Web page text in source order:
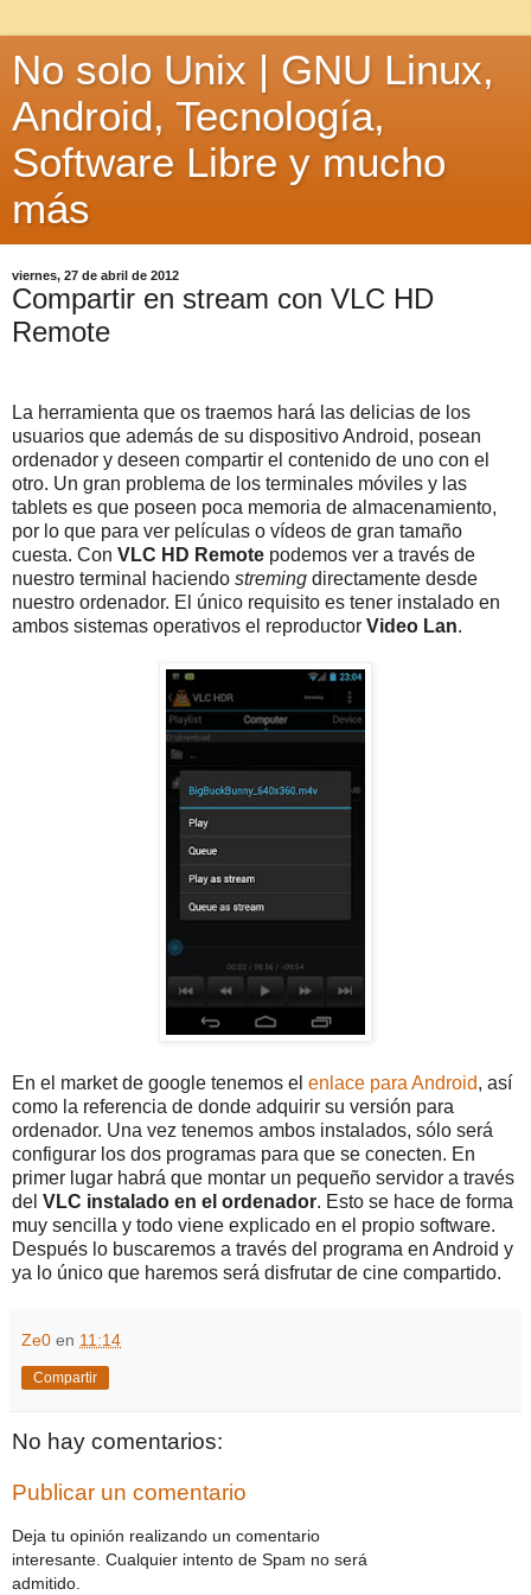
No solo Unix | GNU Linux,
Android, Tecnología,
Software Libre y mucho
más
viernes, 27 de abril de 2012
Compartir en stream con VLC HD
Remote
La herramienta que os traemos hará las delicias de los
usuarios que además de su dispositivo Android, posean
ordenador y deseen compartir el contenido de uno con el
otro. Un gran problema de los terminales móviles y las
tablets es que poseen poca memoria de almacenamiento,
por lo que para ver películas o vídeos de gran tamaño
cuesta. Con VLC HD Remote podemos ver a través de
nuestro terminal haciendo streming directamente desde
nuestro ordenador. El único requisito es tener instalado en
ambos sistemas operativos el reproductor Video Lan.
En el market de google tenemos el enlace para Android, así
como la referencia de donde adquirir su versión para
ordenador. Una vez tenemos ambos instalados, sólo será
configurar los dos programas para que se conecten. En
primer lugar habrá que montar un pequeño servidor a través
del VLC instalado en el ordenador. Esto se hace de forma
muy sencilla y todo viene explicado en el propio software.
Después lo buscaremos a través del programa en Android y
ya lo único que haremos será disfrutar de cine compartido.
Ze0 en 11:14
Compartir
No hay comentarios:
Publicar un comentario
Deja tu opinión realizando un comentario
interesante. Cualquier intento de Spam no será
admitido.